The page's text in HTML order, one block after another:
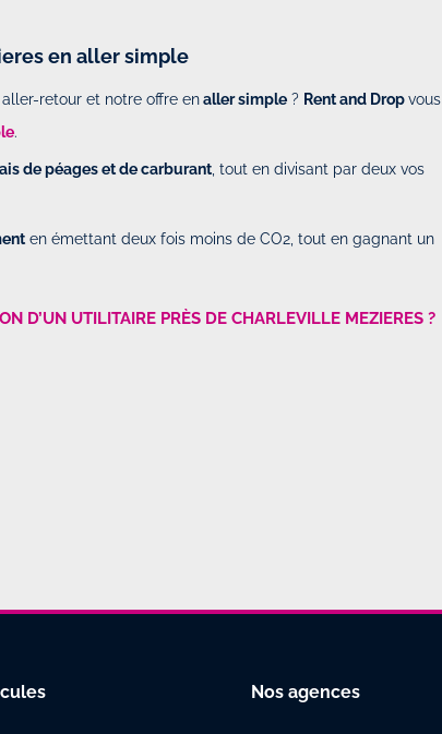
en aller simple
retour et notre offre enaller simple ? Rent and Dropvous
.
de péages et de carburant , tout en divisant par deux vos
en émettant deux fois moins de CO2, tout en gagnant un
D’UN UTILITAIRE PRÈS DE CHARLEVILLE MEZIERES ?
Nos agences